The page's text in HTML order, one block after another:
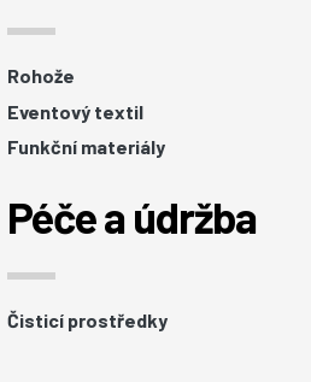
Rohože
Eventový textil
Funkční materiály
Péče a údržba
Čisticí prostředky